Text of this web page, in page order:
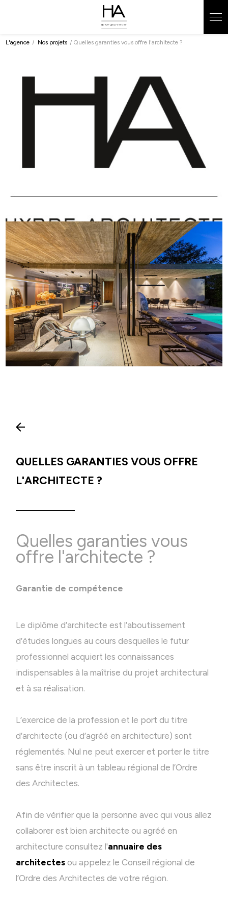
L'agence Nos projets Quelles garanties vous offre l'architecte ?
QUELLES GARANTIES VOUS OFFRE
L'ARCHITECTE ?
Quelles garanties vous
offre l'architecte ?
Garantie de compétence
Le diplôme d’architecte est l’aboutissement
d’études longues au cours desquelles le futur
professionnel acquiert les connaissances
indispensables à la maîtrise du projet architectural
et à sa réalisation.
L’exercice de la profession et le port du titre
d’architecte (ou d’agréé en architecture) sont
réglementés. Nul ne peut exercer et porter le titre
sans être inscrit à un tableau régional de l’Ordre
des Architectes.
Afin de vérifier que la personne avec qui vous allez
collaborer est bien architecte ou agréé en
architecture consultez l'annuaire des
architectes ou appelez le Conseil régional de
l’Ordre des Architectes de votre région.
Panneau de gestion des cookies